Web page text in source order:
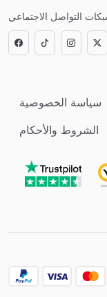
التواصل الاجتماعي
سياسة الخصوصية
الشروط والأحكام